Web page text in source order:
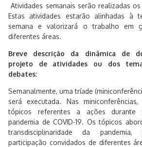
Atividades semanais serão realizadas
Estas atividades estarão alinhadas à
semana e valorizará o trabalho em
diferentes áreas.
Breve descrição da dinâmica de
projeto de atividades ou dos
debates:
Semanalmente, uma tríade
será executada. Nas
tópicos referentes a ações durante
pandemia de COVID-19. Os tópicos
transdisciplinaridade da
participação convidados de diferentes